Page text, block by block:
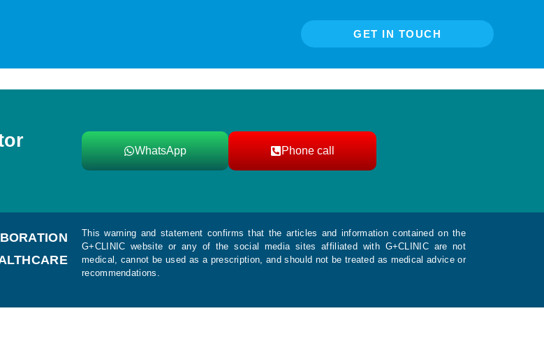
GET IN TOUCH
WhatsApp Phone call
This warning and statement confirms that the articles and information contained on the
G+CLINIC website or any of the social media sites affiliated with G+CLINIC are not
medical, cannot be used as a prescription, and should not be treated as medical advice or
recommendations.